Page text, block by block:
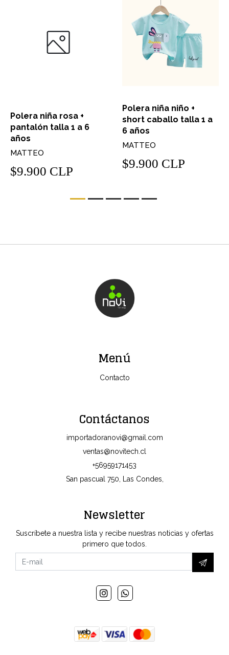
Polera niña rosa +
pantalón talla 1 a 6
años
MATTEO
$9.900 CLP
Polera niña niño +
short caballo talla 1 a
6 años
MATTEO
$9.900 CLP
Menú
Contacto
Contáctanos
importadoranovi@gmail.com
ventas@novitech.cl
+56959171453
San pascual 750, Las Condes,
Newsletter
Suscríbete a nuestra lista y recibe nuestras noticias y ofertas
primero que todos.